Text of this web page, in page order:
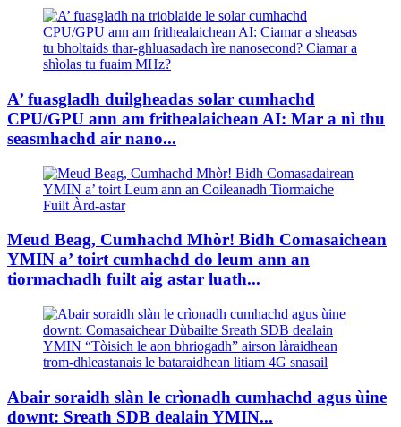
A’ fuasgladh duilgheadas solar cumhachd
CPU/GPU ann am frithealaichean AI: Mar a nì thu
seasmhachd air nano...
Meud Beag, Cumhachd Mhòr! Bidh Comasaichean
YMIN a’ toirt cumhachd do leum ann an
tiormachadh fuilt aig astar luath...
Abair soraidh slàn le crìonadh cumhachd agus ùine
downt: Sreath SDB dealain YMIN...